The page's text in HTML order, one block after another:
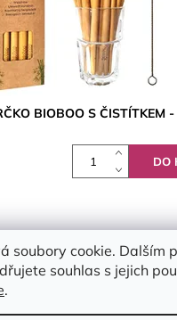
BIOBOO S ČISTÍTKEM -
soubory cookie. Dalším
souhlas s jejich
.